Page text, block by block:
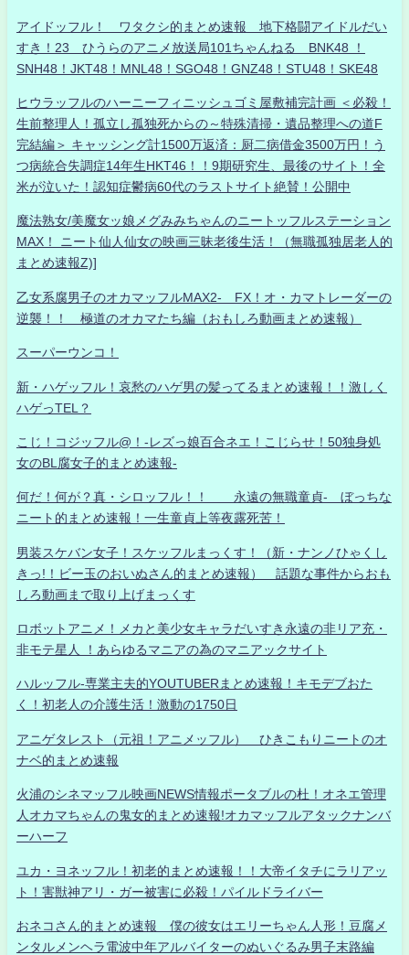
アイドッフル！ ワタクシ的まとめ速報 地下格闘アイドルだい
すき！23 ひうらのアニメ放送局101ちゃんねる BNK48 ！
SNH48！JKT48！MNL48！SGO48！GNZ48！STU48！SKE48
ヒウラッフルのハーニーフィニッシュゴミ屋敷補完計画 ＜必殺！
生前整理人！孤立し孤独死からの～特殊清掃・遺品整理への道F
完結編＞ キャッシング計1500万返済：厨二病借金3500万円！う
つ病統合失調症14年生HKT46！！9期研究生、最後のサイト！全
米が泣いた！認知症鬱病60代のラストサイト絶賛！公開中
魔法熟女/美魔女ッ娘メグみみちゃんのニートッフルステーション
MAX！ ニート仙人仙女の映画三昧老後生活！（無職孤独居老人的
まとめ速報Z)]
乙女系腐男子のオカマッフルMAX2- FX！オ・カマトレーダーの
逆襲！！ 極道のオカマたち編（おもしろ動画まとめ速報）
スーパーウンコ！
新・ハゲッフル！哀愁のハゲ男の髪ってるまとめ速報！！激しく
ハゲっTEL？
こじ！コジッフル@！-レズっ娘百合ネエ！こじらせ！50独身処
女のBL腐女子的まとめ速報-
何だ！何が？真・シロッフル！！ 永遠の無職童貞- ぼっちな
ニート的まとめ速報！一生童貞上等夜露死苦！
男装スケバン女子！スケッフルまっくす！（新・ナンノひゃくし
きっ!！ビー玉のおいぬさん的まとめ速報） 話題な事件からおも
しろ動画まで取り上げまっくす
ロボットアニメ！メカと美少女キャラだいすき永遠の非リア充・
非モテ星人 ！あらゆるマニアの為のマニアックサイト
ハルッフル-専業主夫的YOUTUBERまとめ速報！キモデブおた
く！初老人の介護生活！激動の1750日
アニゲタレスト（元祖！アニメッフル） ひきこもりニートのオ
ナベ的まとめ速報
火浦のシネマッフル映画NEWS情報ポータブルの杜！オネエ管理
人オカマちゃんの鬼女的まとめ速報!オカマッフルアタックナンバ
ーハーフ
ユカ・ヨネッフル！初老的まとめ速報！！大帝イタチにラリアッ
ト！害獣神アリ・ガー被害に必殺！パイルドライバー
おネコさん的まとめ速報 僕の彼女はエリーちゃん人形！豆腐メ
ンタルメンヘラ電波中年アルバイターのぬいぐるみ男子末路編